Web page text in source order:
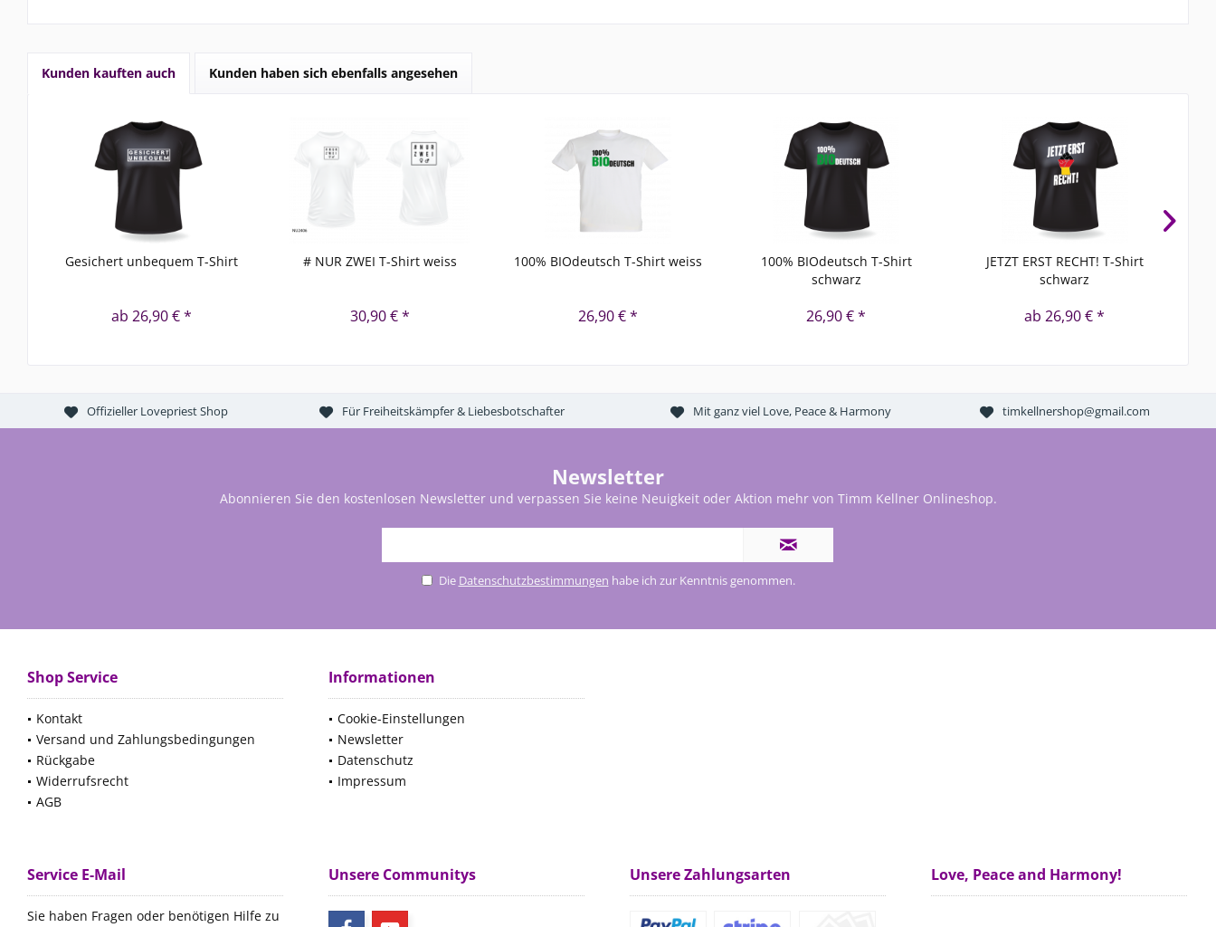
Kunden kauften auch Kunden haben sich ebenfalls angesehen
Gesichert unbequem T-Shirt
ab 26,90 € *
# NUR ZWEI T-Shirt weiss
30,90 € *
100% BIOdeutsch T-Shirt weiss
26,90 € *
100% BIOdeutsch T-Shirt
schwarz
26,90 € *
JETZT ERST RECHT! T-Shirt
schwarz
ab 26,90 € *
Offizieller Lovepriest Shop Für Freiheitskämpfer & Liebesbotschafter Mit ganz viel Love, Peace & Harmony timkellnershop@gmail.com
Newsletter
Abonnieren Sie den kostenlosen Newsletter und verpassen Sie keine Neuigkeit oder Aktion mehr von Timm Kellner Onlineshop.
Die Datenschutzbestimmungen habe ich zur Kenntnis genommen.
Shop Service
Kontakt
Versand und Zahlungsbedingungen
Rückgabe
Widerrufsrecht
AGB
Informationen
Cookie-Einstellungen
Newsletter
Datenschutz
Impressum
Service E-Mail
Sie haben Fragen oder benötigen Hilfe zu
Unsere Communitys Unsere Zahlungsarten Love, Peace and Harmony!